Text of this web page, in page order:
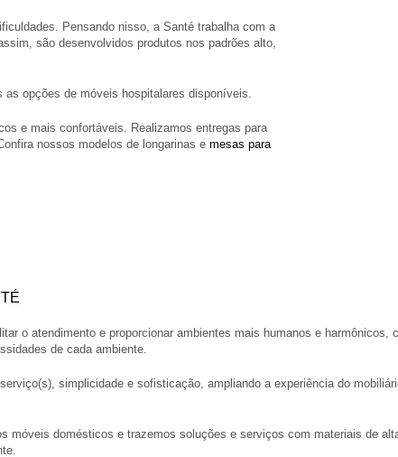
Pensando nisso, a Santé trabalha com a
são desenvolvidos produtos nos padrões alto,
opções de móveis hospitalares disponíveis.
e mais confortáveis. Realizamos entregas para
nossos modelos de longarinas emesas para
o atendimento e proporcionar ambientes mais humanos e harmônicos,
de cada ambiente.
simplicidade e sofisticação, ampliando a experiência do
móveis domésticos e trazemos soluções e serviços com materiais de